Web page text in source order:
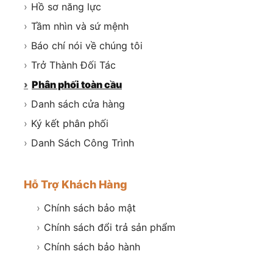
› Hồ sơ năng lực
› Tầm nhìn và sứ mệnh
› Báo chí nói về chúng tôi
› Trở Thành Đối Tác
› Phân phối toàn cầu
› Danh sách cửa hàng
› Ký kết phân phối
› Danh Sách Công Trình
Hỗ Trợ Khách Hàng
› Chính sách bảo mật
› Chính sách đổi trả sản phẩm
› Chính sách bảo hành